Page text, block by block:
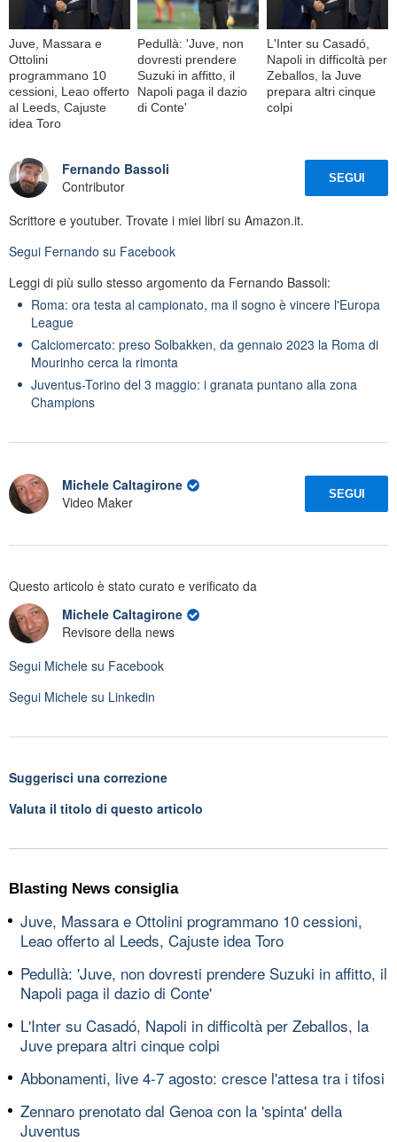
Juve, Massara e
Ottolini
programmano 10
cessioni, Leao offerto
al Leeds, Cajuste
idea Toro
Pedullà: 'Juve, non
dovresti prendere
Suzuki in affitto, il
Napoli paga il dazio
di Conte'
L'Inter su Casadó,
Napoli in difficoltà per
Zeballos, la Juve
prepara altri cinque
colpi
Fernando Bassoli
Contributor
SEGUI
Scrittore e youtuber. Trovate i miei libri su Amazon.it.
Segui Fernando su Facebook
Leggi di più sullo stesso argomento da Fernando Bassoli:
Roma: ora testa al campionato, ma il sogno è vincere l'Europa
League
Calciomercato: preso Solbakken, da gennaio 2023 la Roma di
Mourinho cerca la rimonta
Juventus-Torino del 3 maggio: i granata puntano alla zona
Champions
Michele Caltagirone
Video Maker
SEGUI
Questo articolo è stato curato e verificato da
Michele Caltagirone
Revisore della news
Segui Michele su Facebook
Segui Michele su Linkedin
Suggerisci una correzione
Valuta il titolo di questo articolo
Blasting News consiglia
Juve, Massara e Ottolini programmano 10 cessioni,
Leao offerto al Leeds, Cajuste idea Toro
Pedullà: 'Juve, non dovresti prendere Suzuki in affitto, il
Napoli paga il dazio di Conte'
L'Inter su Casadó, Napoli in difficoltà per Zeballos, la
Juve prepara altri cinque colpi
Abbonamenti, live 4-7 agosto: cresce l'attesa tra i tifosi
Zennaro prenotato dal Genoa con la 'spinta' della
Juventus